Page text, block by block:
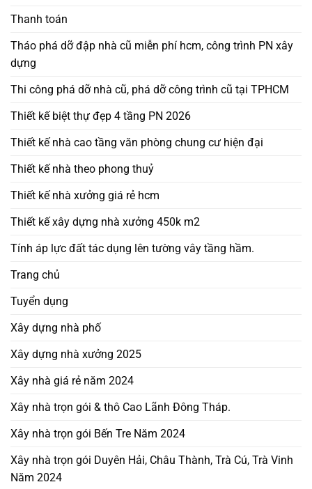
Thanh toán
Tháo phá dỡ đập nhà cũ miễn phí hcm, công trình PN xây
dựng
Thi công phá dỡ nhà cũ, phá dỡ công trình cũ tại TPHCM
Thiết kế biệt thự đẹp 4 tầng PN 2026
Thiết kế nhà cao tầng văn phòng chung cư hiện đại
Thiết kế nhà theo phong thuỷ
Thiết kế nhà xưởng giá rẻ hcm
Thiết kế xây dựng nhà xưởng 450k m2
Tính áp lực đất tác dụng lên tường vây tầng hầm.
Trang chủ
Tuyển dụng
Xây dựng nhà phố
Xây dựng nhà xưởng 2025
Xây nhà giá rẻ năm 2024
Xây nhà trọn gói & thô Cao Lãnh Đông Tháp.
Xây nhà trọn gói Bến Tre Năm 2024
Xây nhà trọn gói Duyên Hải, Châu Thành, Trà Cú, Trà Vinh
Năm 2024